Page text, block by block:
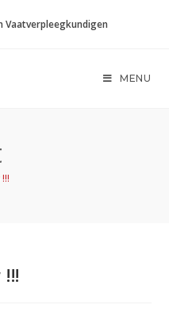
Vaatverpleegkundigen
MENU